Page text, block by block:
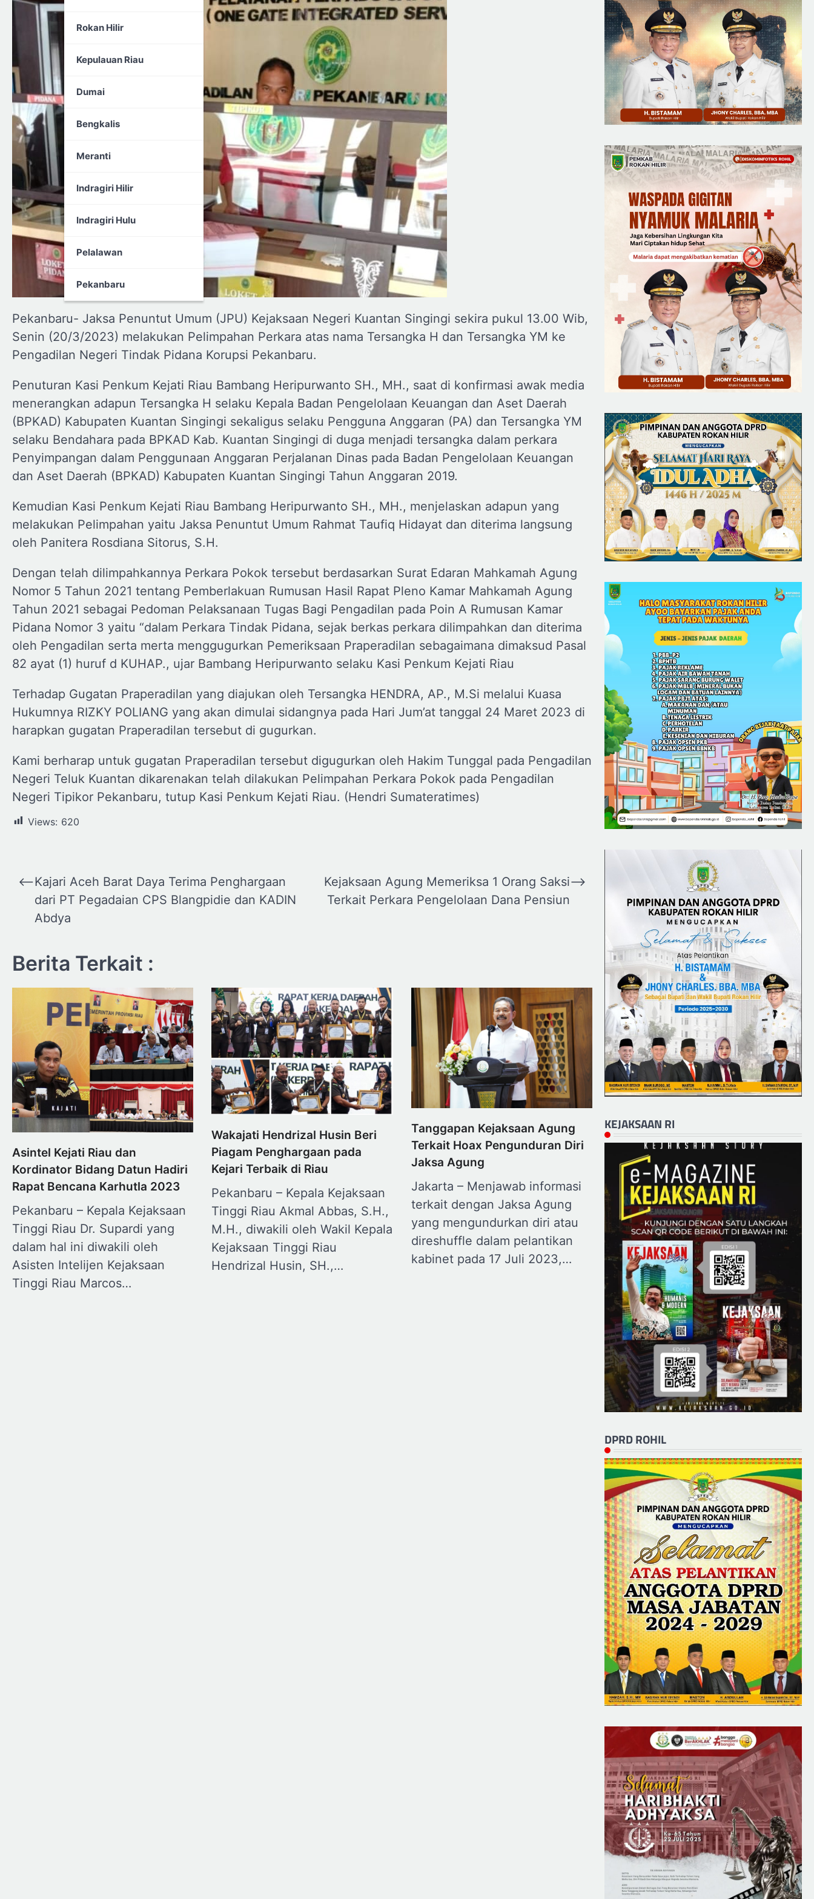
Rokan Hilir
Kepulauan Riau
Dumai
Bengkalis
Meranti
Indragiri Hilir
Indragiri Hulu
Pelalawan
Pekanbaru
Pekanbaru- Jaksa Penuntut Umum (JPU) Kejaksaan Negeri Kuantan Singingi sekira pukul 13.00 Wib,
Senin (20/3/2023) melakukan Pelimpahan Perkara atas nama Tersangka H dan Tersangka YM ke
Pengadilan Negeri Tindak Pidana Korupsi Pekanbaru.
Penuturan Kasi Penkum Kejati Riau Bambang Heripurwanto SH., MH., saat di konfirmasi awak media
menerangkan adapun Tersangka H selaku Kepala Badan Pengelolaan Keuangan dan Aset Daerah
(BPKAD) Kabupaten Kuantan Singingi sekaligus selaku Pengguna Anggaran (PA) dan Tersangka YM
selaku Bendahara pada BPKAD Kab. Kuantan Singingi di duga menjadi tersangka dalam perkara
Penyimpangan dalam Penggunaan Anggaran Perjalanan Dinas pada Badan Pengelolaan Keuangan
dan Aset Daerah (BPKAD) Kabupaten Kuantan Singingi Tahun Anggaran 2019.
Kemudian Kasi Penkum Kejati Riau Bambang Heripurwanto SH., MH., menjelaskan adapun yang
melakukan Pelimpahan yaitu Jaksa Penuntut Umum Rahmat Taufiq Hidayat dan diterima langsung
oleh Panitera Rosdiana Sitorus, S.H.
Dengan telah dilimpahkannya Perkara Pokok tersebut berdasarkan Surat Edaran Mahkamah Agung
Nomor 5 Tahun 2021 tentang Pemberlakuan Rumusan Hasil Rapat Pleno Kamar Mahkamah Agung
Tahun 2021 sebagai Pedoman Pelaksanaan Tugas Bagi Pengadilan pada Poin A Rumusan Kamar
Pidana Nomor 3 yaitu “dalam Perkara Tindak Pidana, sejak berkas perkara dilimpahkan dan diterima
oleh Pengadilan serta merta menggugurkan Pemeriksaan Praperadilan sebagaimana dimaksud Pasal
82 ayat (1) huruf d KUHAP., ujar Bambang Heripurwanto selaku Kasi Penkum Kejati Riau
Terhadap Gugatan Praperadilan yang diajukan oleh Tersangka HENDRA, AP., M.Si melalui Kuasa
Hukumnya RIZKY POLIANG yang akan dimulai sidangnya pada Hari Jum’at tanggal 24 Maret 2023 di
harapkan gugatan Praperadilan tersebut di gugurkan.
Kami berharap untuk gugatan Praperadilan tersebut digugurkan oleh Hakim Tunggal pada Pengadilan
Negeri Teluk Kuantan dikarenakan telah dilakukan Pelimpahan Perkara Pokok pada Pengadilan
Negeri Tipikor Pekanbaru, tutup Kasi Penkum Kejati Riau. (Hendri Sumateratimes)
Views: 620
Navigasi
pos
⟵Kajari Aceh Barat Daya Terima Penghargaan
dari PT Pegadaian CPS Blangpidie dan KADIN
Abdya
Kejaksaan Agung Memeriksa 1 Orang Saksi
Terkait Perkara Pengelolaan Dana Pensiun
⟶
Berita Terkait :
Asintel Kejati Riau dan
Kordinator Bidang Datun Hadiri
Rapat Bencana Karhutla 2023
Pekanbaru – Kepala Kejaksaan
Tinggi Riau Dr. Supardi yang
dalam hal ini diwakili oleh
Asisten Intelijen Kejaksaan
Tinggi Riau Marcos…
Wakajati Hendrizal Husin Beri
Piagam Penghargaan pada
Kejari Terbaik di Riau
Pekanbaru – Kepala Kejaksaan
Tinggi Riau Akmal Abbas, S.H.,
M.H., diwakili oleh Wakil Kepala
Kejaksaan Tinggi Riau
Hendrizal Husin, SH.,…
Tanggapan Kejaksaan Agung
Terkait Hoax Pengunduran Diri
Jaksa Agung
Jakarta – Menjawab informasi
terkait dengan Jaksa Agung
yang mengundurkan diri atau
direshuffle dalam pelantikan
kabinet pada 17 Juli 2023,…
KEJAKSAAN RI
DPRD ROHIL